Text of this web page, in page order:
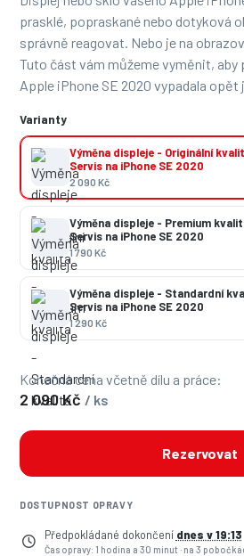
prasklé, popraskané nebo dotyková
správně reagovat. Nebo je na
Tuto část vám můžeme vyměnit, aby
Apple iPhone SE 2020 vypadala opět
Varianty
Výměna displeje - Originální
Servis na iPhone SE 2020
2 090 Kč
Výměna displeje - Premium
Servis na iPhone SE 2020
1 790 Kč
Výměna displeje - Standardní
Servis na iPhone SE 2020
1 290 Kč
Konečná cena včetně dílu a práce:
2 090 Kč / ks
Rezervovat
DOSTUPNOST OPRAVY
Předpokládané dokončení dnes v 19:13
Čas opravy: 1 hodina a 30 minut · na 3